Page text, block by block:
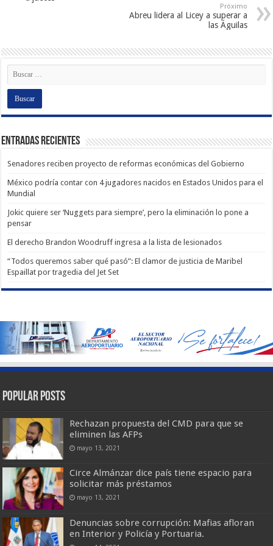
Próximo
Abreu lidera al Licey a superar a
las Águilas
Entradas recientes
Senadores reciben proyecto de reformas económicas del Gobierno
México podría contar con 4 jugadores nacidos en Estados Unidos para el
Mundial
Jokic quiere ser ‘Nuggets para siempre’, pero la eliminación lo pone a
pensar
El derecho Brandon Woodruff ingresa a la lista de lesionados
“Todos queremos saber qué pasó”: El clamor de justicia de Maribel
Espaillat por tragedia del Jet Set
Popular Posts
Rechazan propuesta del CMD para que se
eliminen las AFPs
mayo 13, 2021
Circe Almánzar dice país tiene espacio para
solicitar más préstamos
mayo 13, 2021
Denuncias sobre corrupción: Mafias afloran
en Interior y Policía y Portuaria.